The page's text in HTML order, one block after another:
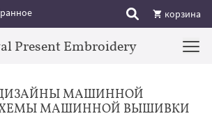
корзина
Present Embroidery
МАШИННОЙ
МАШИННОЙ ВЫШИВКИ